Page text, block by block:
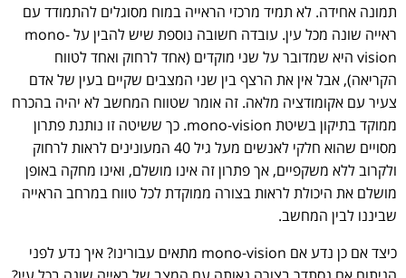
תמונה אחידה. לא תמיד מרכזי הראייה במוח מסוגלים להתמודד עם
ראייה שונה מכל עין. עובדה חשובה נוספת שיש להבין על mono-
vision היא שמדובר על שני מוקדים (אחד לרחוק ואחד לטווח
הקריאה), אבל אין את הרצף בין שני המצבים שקיים בעין של אדם
צעיר עם אקומודציה מלאה. זה אומר שטווח המחשב לא יהיה בהכרח
ממוקד בתיקון בשיטת mono-vision. כך ששיטה זו נותנת פתרון
מסויים שהוא חלקי לאנשים מעל גיל 40 המעונינים לראות לרחוק
ולקרוב ללא משקפיים, אך פתרון זה אינו מושלם, ואינו מחקה באופן
מושלם את היכולת לראות בצורה ממוקדת לכל טווח במרחב הראייה
שביננו לבין המחשב.
כיצד אם כן נדע אם mono-vision מתאים עבורינו? איך נדע לפני